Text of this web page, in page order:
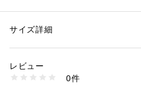
でお召いただける一着。
だけます。
性別：レディース
素材：コットン100%
洗濯：手洗い、漂白不可、タンブル乾
可、ドライ可、ウエットクリーニング可
サイズ詳細
レビュー
0件